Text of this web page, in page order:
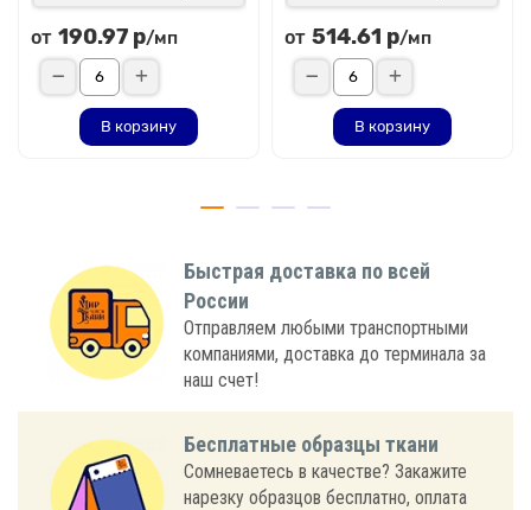
от 190.97 р/мп
В корзину
от 514.61 р/мп
В корзину
Быстрая доставка по всей
России
Отправляем любыми транспортными
компаниями, доставка до терминала за
наш счет!
Бесплатные образцы ткани
Сомневаетесь в качестве? Закажите
нарезку образцов бесплатно, оплата